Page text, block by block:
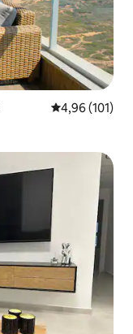
Évaluation
4,96 (101)